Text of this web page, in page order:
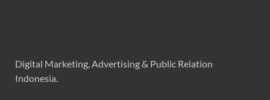
Digital Marketing, Advertising & Public Relation
Indonesia.